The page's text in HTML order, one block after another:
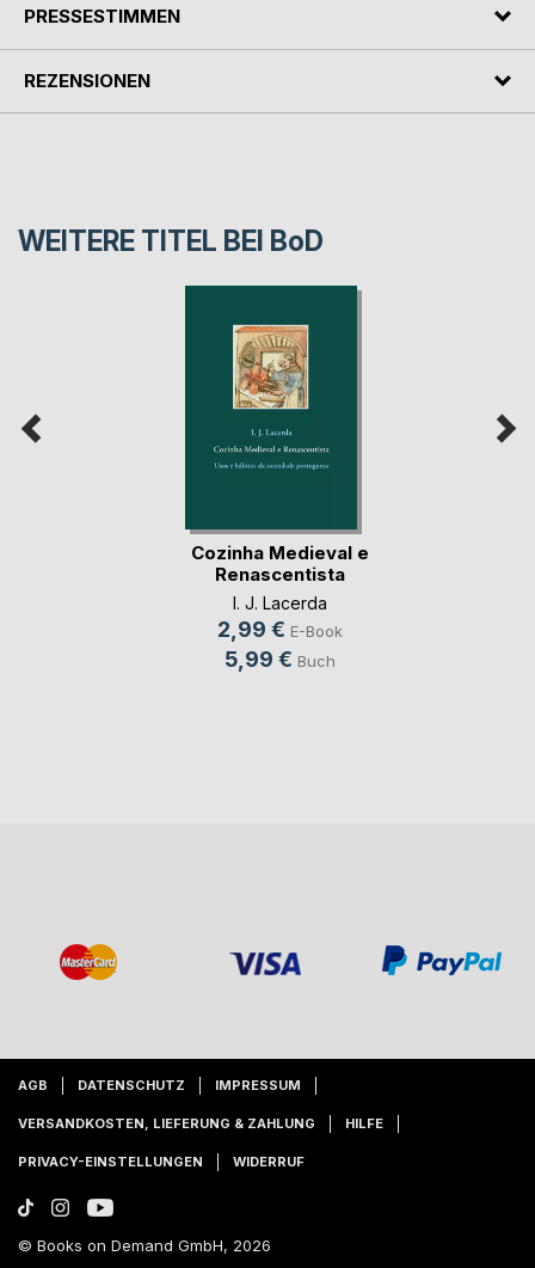
PRESSESTIMMEN
REZENSIONEN
WEITERE TITEL BEI BoD
Cozinha Medieval e
Renascentista
I. J. Lacerda
2,99 € E-Book
5,99 € Buch
AGB DATENSCHUTZ IMPRESSUM
VERSANDKOSTEN, LIEFERUNG & ZAHLUNG HILFE
PRIVACY-EINSTELLUNGEN WIDERRUF
© Books on Demand GmbH, 2026